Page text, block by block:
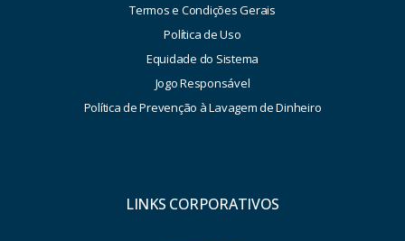
Termos e Condições Gerais
Política de Uso
Equidade do Sistema
Jogo Responsável
Política de Prevenção à Lavagem de Dinheiro
LINKS CORPORATIVOS